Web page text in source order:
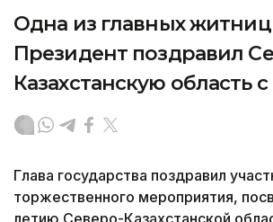
Одна из главных
Президент поздравил
Казахстанскую область
Глава государства поздравил
торжественного мероприятия,
летию Северо-Казахстанской